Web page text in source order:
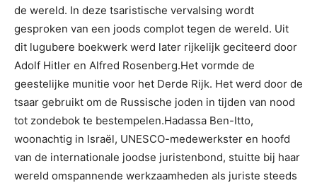
de wereld. In deze tsaristische vervalsing wordt
gesproken van een joods complot tegen de wereld. Uit
dit lugubere boekwerk werd later rijkelijk geciteerd door
Adolf Hitler en Alfred Rosenberg.Het vormde de
geestelijke munitie voor het Derde Rijk. Het werd door de
tsaar gebruikt om de Russische joden in tijden van nood
tot zondebok te bestempelen.Hadassa Ben-Itto,
woonachtig in Israël, UNESCO-medewerkster en hoofd
van de internationale joodse juristenbond, stuitte bij haar
wereld omspannende werkzaamheden als juriste steeds